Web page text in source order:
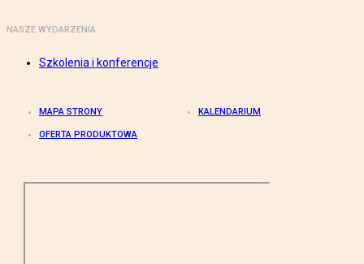
NASZE WYDARZENIA
Szkolenia i konferencje
MAPA STRONY KALENDARIUM
OFERTA PRODUKTOWA